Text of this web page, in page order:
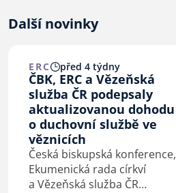
Další novinky
ERC před 4 týdny
ČBK, ERC a Vězeňská
služba ČR podepsaly
aktualizovanou dohodu
o duchovní službě ve
věznicích
Česká biskupská konference,
Ekumenická rada církví
a Vězeňská služba ČR